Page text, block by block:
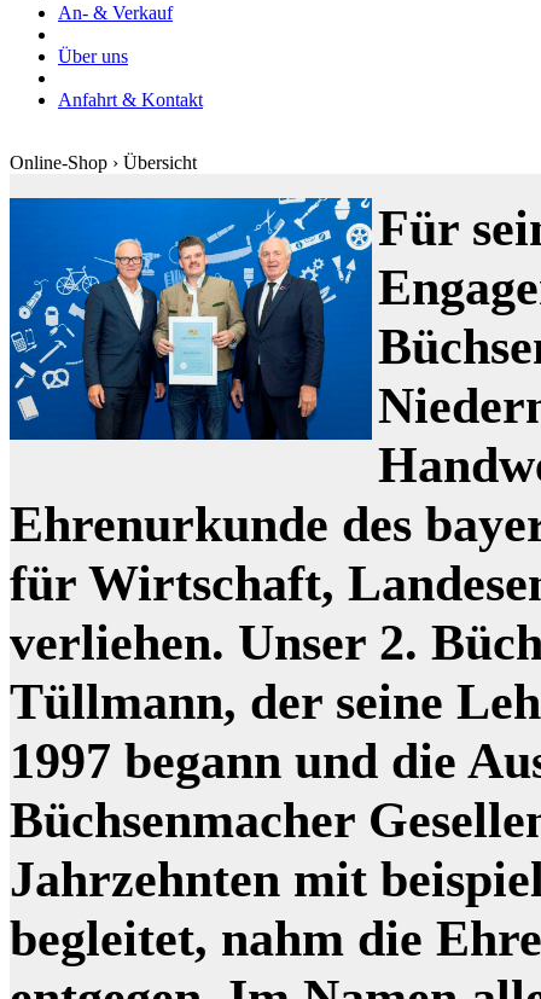
An- & Verkauf
Über uns
Anfahrt & Kontakt
Online-Shop › Übersicht
Für
Ehrenurkunde des
für Wirtschaft,
verliehen. Unser 2.
Tüllmann, der seine
1997 begann und die
Büchsenmacher
Jahrzehnten mit
begleitet, nahm die